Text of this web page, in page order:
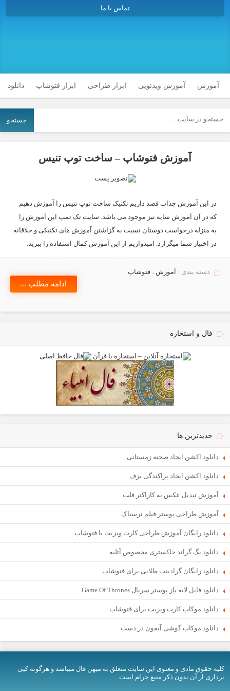
تماس با ما
آموزش آموزش ویدئویی ابزار طراحی ابزار فتوشاپ دانلود
جستجو
آموزش فتوشاپ – ساخت توپ تنیس
در این آموزش جذاب قصد داریم تکنیک ساخت توپ تنیس را آموزش دهیم
که در آن آموزش سایه نیز موجود می باشد. سایت تک تمپ این آموزش را
به منزله درخواست دوستان نسبت به گزاشتن آموزش های تکنیکی و خلاقانه
در اختیار شما میگزارد. امیدواریم از این آموزش کمال استفاده را ببرید.
دسته بندی : آموزش ،فتوشاپ
ادامه مطلب ...
فال و استخاره
جدیدترین ها
دانلود اکشن ایجاد صحنه زمستانی
دانلود اکشن ایجاد پراکندگی برف
آموزش تبدیل عکس به کاراکتر فلت
آموزش طراحی پوستر فیلم ترسناک
دانلود رایگان آموزش طراحی کارت ویزیت با فتوشاپ
دانلود بگ گراند خاکستری مخصوص آتلیه
دانلود رایگان گرادینت طلایی برای فتوشاپ
دانلود فایل لایه باز پوستر سریال Game Of Thrones
دانلود موکاپ کارت ویزیت برای فتوشاپ
دانلود موکاپ گوشی آیفون در دست
کلیه حقوق مادی و معنوی اين سایت متعلق به میهن فال میباشد و هرگونه کپی
برداری از آن بدون ذکر منبع حرام است.